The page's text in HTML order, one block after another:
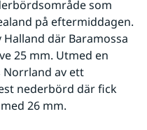
som
på eftermiddagen.
där Baramossa
25 mm. Utmed en
av ett
nederbörd där fick
26 mm.